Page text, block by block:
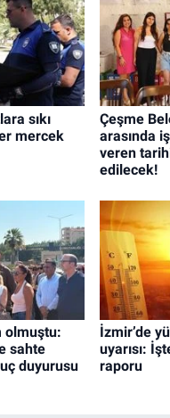
sıkı
mercek
Çeşme
arasında
veren
edilecek!
olmuştu:
sahte
duyurusu
İzmir’de
uyarısı:
raporu